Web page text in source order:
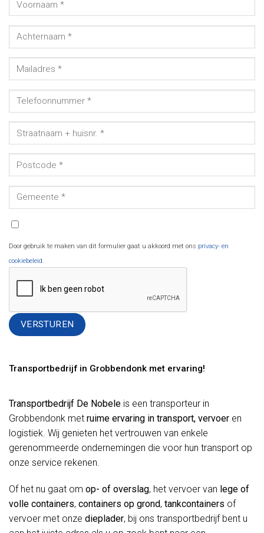
Door gebruik te maken van dit formulier gaat u akkoord met ons privacy- en
cookiebeleid.
Transportbedrijf in Grobbendonk met ervaring!
Transportbedrijf De Nobele is een transporteur in
Grobbendonk met ruime ervaring in transport, vervoer en
logistiek. Wij genieten het vertrouwen van enkele
gerenommeerde ondernemingen die voor hun transport op
onze service rekenen.
Of het nu gaat om op- of overslag, het vervoer van lege of
volle containers, containers op grond, tankcontainers of
vervoer met onze dieplader, bij ons transportbedrijf bent u